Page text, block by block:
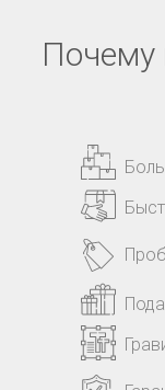
Почему